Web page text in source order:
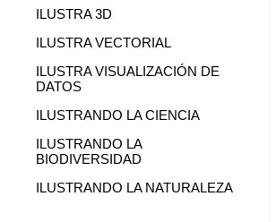
ILUSTRA 3D
ILUSTRA VECTORIAL
ILUSTRA VISUALIZACIÓN DE
DATOS
ILUSTRANDO LA CIENCIA
ILUSTRANDO LA
BIODIVERSIDAD
ILUSTRANDO LA NATURALEZA